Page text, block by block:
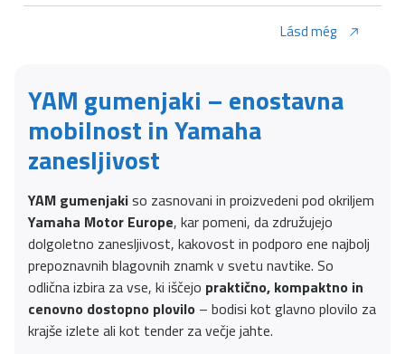
Lásd még
YAM gumenjaki – enostavna
mobilnost in Yamaha
zanesljivost
YAM gumenjakiso zasnovani in proizvedeni pod okriljem
Yamaha Motor Europe, kar pomeni, da združujejo
dolgoletno zanesljivost, kakovost in podporo ene najbolj
prepoznavnih blagovnih znamk v svetu navtike. So
odlična izbira za vse, ki iščejo praktično, kompaktno in
cenovno dostopno plovilo – bodisi kot glavno plovilo za
krajše izlete ali kot tender za večje jahte.